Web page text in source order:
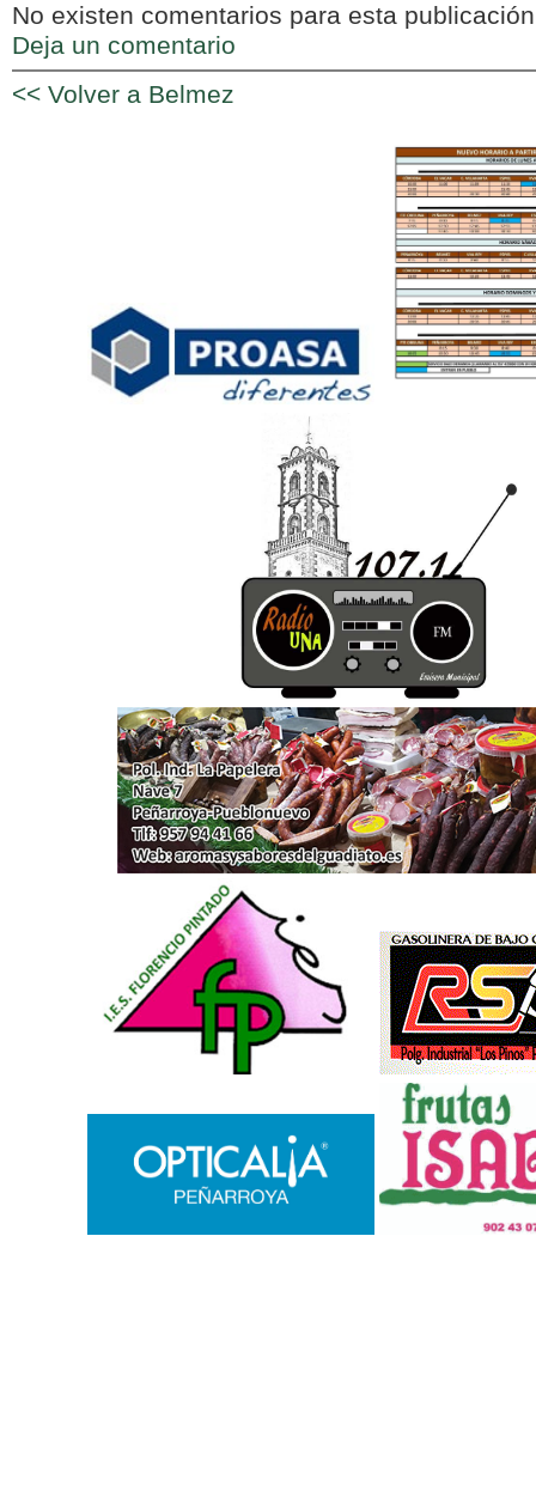
No existen comentarios para esta publicación
Deja un comentario
<< Volver a Belmez